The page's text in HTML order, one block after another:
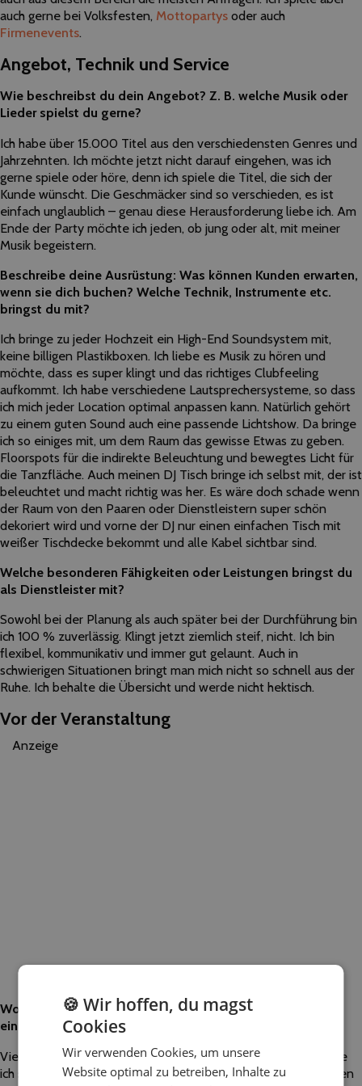
auch gerne bei Volksfesten, Mottopartys oder auch
Firmenevents.
Angebot, Technik und Service
Wie beschreibst du dein Angebot? Z. B. welche Musik oder
Lieder spielst du gerne?
Ich habe über 15.000 Titel aus den verschiedensten Genres und
Jahrzehnten. Ich möchte jetzt nicht darauf eingehen, was ich
gerne spiele oder höre, denn ich spiele die Titel, die sich der
Kunde wünscht. Die Geschmäcker sind so verschieden, es ist
einfach unglaublich – genau diese Herausforderung liebe ich. Am
Ende der Party möchte ich jeden, ob jung oder alt, mit meiner
Musik begeistern.
Beschreibe deine Ausrüstung: Was können Kunden erwarten,
wenn sie dich buchen? Welche Technik, Instrumente etc.
bringst du mit?
Ich bringe zu jeder Hochzeit ein High-End Soundsystem mit,
keine billigen Plastikboxen. Ich liebe es Musik zu hören und
möchte, dass es super klingt und das richtiges Clubfeeling
aufkommt. Ich habe verschiedene Lautsprechersysteme, so dass
ich mich jeder Location optimal anpassen kann. Natürlich gehört
zu einem guten Sound auch eine passende Lichtshow. Da bringe
ich so einiges mit, um dem Raum das gewisse Etwas zu geben.
Floorspots für die indirekte Beleuchtung und bewegtes Licht für
die Tanzfläche. Auch meinen DJ Tisch bringe ich selbst mit, der ist
beleuchtet und macht richtig was her. Es wäre doch schade wenn
der Raum von den Paaren oder Dienstleistern super schön
dekoriert wird und vorne der DJ nur einen einfachen Tisch mit
weißer Tischdecke bekommt und alle Kabel sichtbar sind.
Welche besonderen Fähigkeiten oder Leistungen bringst du
als Dienstleister mit?
Sowohl bei der Planung als auch später bei der Durchführung bin
ich 100 % zuverlässig. Klingt jetzt ziemlich steif, nicht. Ich bin
flexibel, kommunikativ und immer gut gelaunt. Auch in
schwierigen Situationen bringt man mich nicht so schnell aus der
Ruhe. Ich behalte die Übersicht und werde nicht hektisch.
Vor der Veranstaltung
Anzeige
Worauf sollten Kunden besonders achten, wenn sie nach
einem Dienstleister wie dir für ihre Veranstaltung suchen?
Vieles habe ich ja schon geschrieben. Zusammengefasst würde
ich sagen, dass in erster Linie die Chemie zwischen dem Kunden
🍪 Wir hoffen, du magst
Cookies
Wir verwenden Cookies, um unsere
Website optimal zu betreiben, Inhalte zu